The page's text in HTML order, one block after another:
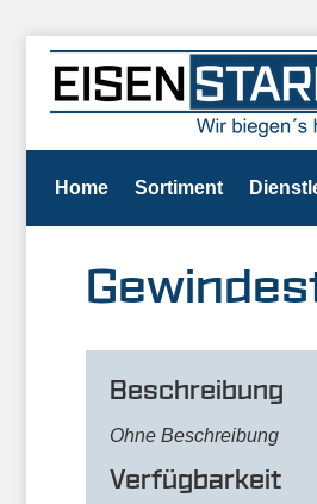
Home Sortiment
Beschreibung
Ohne Beschreibung
Verfügbarkeit